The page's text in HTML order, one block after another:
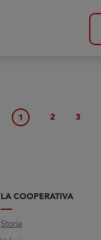
1 2 3
LA COOPERATIVA
Storia